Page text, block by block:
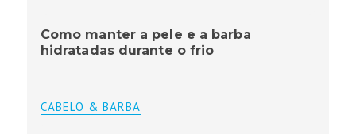
Como manter a pele e a barba
hidratadas durante o frio
CABELO & BARBA